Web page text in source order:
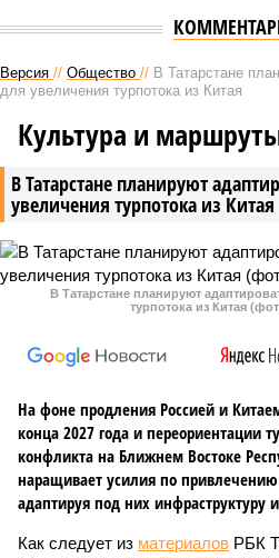
Версия // Общество // В Татарстане
для увеличения турпотока из Китая
В Татарстане планируют
увеличения турпотока из Китая
Культура и
В Татарстане планируют
турпотока из Китая
На фоне продления Россией и
конца 2027 года и переориентации
конфликта на Ближнем Востоке
наращивает усилия по привлечению
адаптируя под них инфраструктуру
Как следует из материалов РБК